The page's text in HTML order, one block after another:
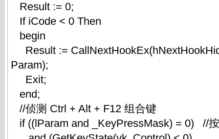
Result := 0;
If iCode < 0 Then
begin
Result :=
Param);
Exit;
end;
//侦测 Ctrl + Alt + F12 组合键
if ((lParam and _KeyPressMask) = 0) //